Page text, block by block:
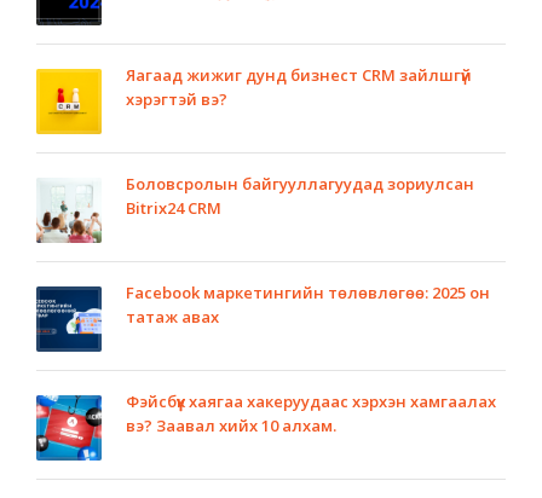
Яагаад жижиг дунд бизнест CRM зайлшгүй
хэрэгтэй вэ?
Боловсролын байгууллагуудад зориулсан
Bitrix24 CRM
Facebook маркетингийн төлөвлөгөө: 2025 он
татаж авах
Фэйсбүүк хаягаа хакеруудаас хэрхэн хамгаалах
вэ? Заавал хийх 10 алхам.